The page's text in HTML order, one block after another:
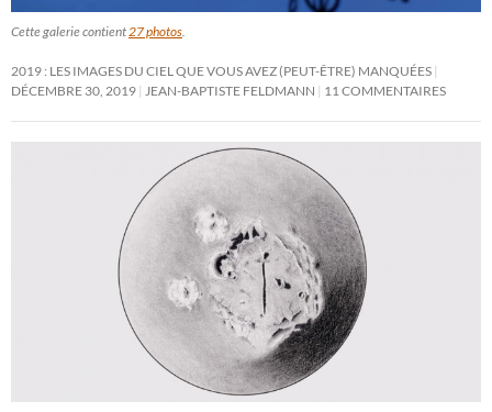
Cette galerie contient27 photos.
2019 : LES IMAGES DU CIEL QUE VOUS AVEZ (PEUT-ÊTRE) MANQUÉES
DÉCEMBRE 30, 2019 JEAN-BAPTISTE FELDMANN 11 COMMENTAIRES